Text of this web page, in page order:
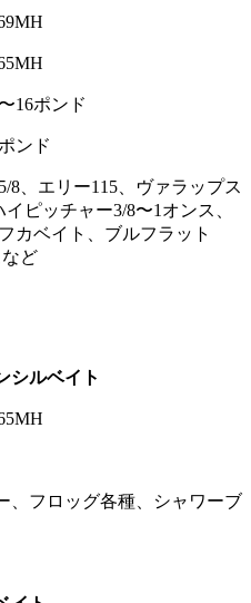
16ポンド
ド
、エリー115、ヴァラップス
ピッチャー3/8〜1オンス、
カベイト、ブルフラット
ど
シルベイト
、フロッグ各種、シャワーブ